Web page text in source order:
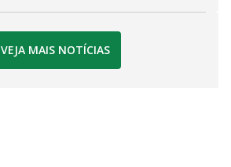
VEJA MAIS NOTÍCIAS